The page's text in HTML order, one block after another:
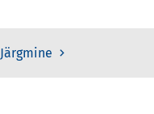
Järgmine